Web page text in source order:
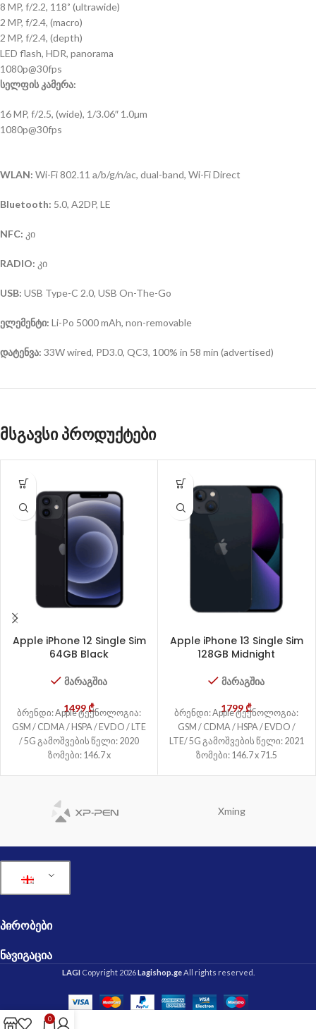
8 MP, f/2.2, 118˚ (ultrawide)
2 MP, f/2.4, (macro)
2 MP, f/2.4, (depth)
LED flash, HDR, panorama
1080p@30fps
სელფის კამერა:
16 MP, f/2.5, (wide), 1/3.06″ 1.0µm
1080p@30fps
WLAN: Wi-Fi 802.11 a/b/g/n/ac, dual-band, Wi-Fi Direct
Bluetooth: 5.0, A2DP, LE
NFC: კი
RADIO: კი
USB: USB Type-C 2.0, USB On-The-Go
ელემენტი: Li-Po 5000 mAh, non-removable
დატენვა: 33W wired, PD3.0, QC3, 100% in 58 min (advertised)
მსგავსი პროდუქტები
Apple iPhone 12 Single Sim
64GB Black
მარაგშია
1499₾
ბრენდი: Apple ტექნოლოგია:
GSM / CDMA / HSPA / EVDO / LTE
/ 5G გამოშვების წელი: 2020
ზომები: 146.7 x
Apple iPhone 13 Single Sim
128GB Midnight
მარაგშია
1799₾
ბრენდი: Apple ტექნოლოგია:
GSM / CDMA / HSPA / EVDO /
LTE/ 5G გამოშვების წელი: 2021
ზომები: 146.7 x 71.5
Xming
ᲞᲘᲠᲝᲑᲔᲑᲘ
ᲜᲐᲕᲘᲒᲐᲪᲘᲐ
LAGI Copyright 2026Lagishop.geAll rights reserved.
0